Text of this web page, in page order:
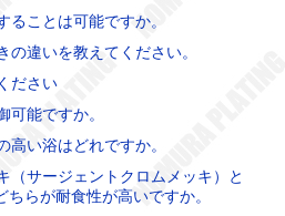
ることは可能ですか。
の違いを教えてください。
ださい
可能ですか。
高い浴はどれですか。
（サージェントクロムメッキ）と
らが耐食性が高いですか。